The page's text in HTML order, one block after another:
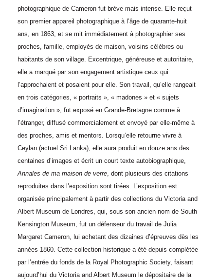
photographique de Cameron fut brève mais intense. Elle reçut
son premier appareil photographique à l’âge de quarante-huit
ans, en 1863, et se mit immédiatement à photographier ses
proches, famille, employés de maison, voisins célèbres ou
habitants de son village. Excentrique, généreuse et autoritaire,
elle a marqué par son engagement artistique ceux qui
l’approchaient et posaient pour elle. Son travail, qu’elle rangeait
en trois catégories, « portraits », « madones » et « sujets
d’imagination », fut exposé en Grande-Bretagne comme à
l’étranger, diffusé commercialement et envoyé par elle-même à
des proches, amis et mentors. Lorsqu’elle retourne vivre à
Ceylan (actuel Sri Lanka), elle aura produit en douze ans des
centaines d’images et écrit un court texte autobiographique,
Annales de ma maison de verre , dont plusieurs des citations
reproduites dans l’exposition sont tirées. L’exposition est
organisée principalement à partir des collections du Victoria and
Albert Museum de Londres, qui, sous son ancien nom de South
Kensington Museum, fut un défenseur du travail de Julia
Margaret Cameron, lui achetant des dizaines d’épreuves dès les
années 1860. Cette collection historique a été depuis complétée
par l’entrée du fonds de la Royal Photographic Society, faisant
aujourd’hui du Victoria and Albert Museum le dépositaire de la